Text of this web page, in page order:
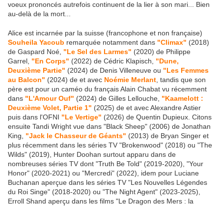
voeux prononcés autrefois continuent de la lier à son mari... Bien
au-delà de la mort...
Alice est incarnée par la suisse (francophone et non française)
Souheila Yacoub remarquée notamment dans "Climax" (2018)
de Gaspard Noé, "Le Sel des Larmes" (2020) de Philippe
Garrel, "En Corps" (2022) de Cédric Klapisch, "Dune,
Deuxième Partie" (2024) de Denis Villeneuve ou "Les Femmes
au Balcon" (2024) de et avec Noémie Merlant , tandis que son
père est pour un caméo du français Alain Chabat vu récemment
dans "L'Amour Ouf" (2024) de Gilles Lellouche, "Kaamelott :
Deuxième Volet, Partie 1" (2025) de et avec Alexandre Astier
puis dans l'OFNI "Le Vertige" (2026) de Quentin Dupieux. Citons
ensuite Tandi Wright vue dans "Black Sheep" (2006) de Jonathan
King, "Jack le Chasseur de Géants" (2013) de Bryan Singer et
plus récemment dans les séries TV "Brokenwood" (2018) ou "The
Wilds" (2019), Hunter Doohan surtout apparu dans de
nombreuses séries TV dont "Truth Be Told" (2019-2020), "Your
Honor" (2020-2021) ou "Mercredi" (2022), idem pour Luciane
Buchanan aperçue dans les séries TV "Les Nouvelles Légendes
du Roi Singe" (2018-2020) ou "The Night Agent" (2023-2025),
Erroll Shand aperçu dans les films "Le Dragon des Mers : la